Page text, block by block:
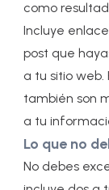
como
Incluye
post que
a tu sitio web.
también son
a tu
Lo que no
No debes